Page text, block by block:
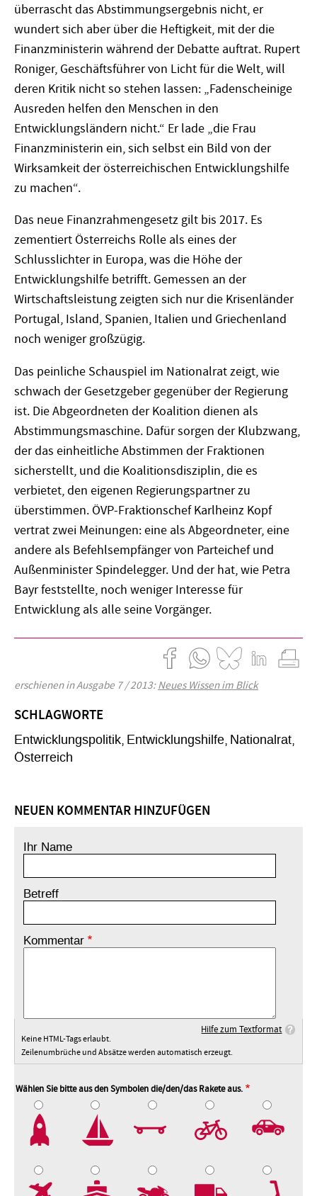
überrascht das Abstimmungsergebnis nicht, er
wundert sich aber über die Heftigkeit, mit der die
Finanzministerin während der Debatte auftrat. Rupert
Roniger, Geschäftsführer von Licht für die Welt, will
deren Kritik nicht so stehen lassen: „Fadenscheinige
Ausreden helfen den Menschen in den
Entwicklungsländern nicht.“ Er lade „die Frau
Finanzministerin ein, sich selbst ein Bild von der
Wirksamkeit der österreichischen Entwicklungshilfe
zu machen“.
Das neue Finanzrahmengesetz gilt bis 2017. Es
zementiert Österreichs Rolle als eines der
Schlusslichter in Europa, was die Höhe der
Entwicklungshilfe betrifft. Gemessen an der
Wirtschaftsleistung zeigten sich nur die Krisenländer
Portugal, Island, Spanien, Italien und Griechenland
noch weniger großzügig.
Das peinliche Schauspiel im Nationalrat zeigt, wie
schwach der Gesetzgeber gegenüber der Regierung
ist. Die Abgeordneten der Koalition dienen als
Abstimmungsmaschine. Dafür sorgen der Klubzwang,
der das einheitliche Abstimmen der Fraktionen
sicherstellt, und die Koalitionsdisziplin, die es
verbietet, den eigenen Regierungspartner zu
überstimmen. ÖVP-Fraktionschef Karlheinz Kopf
vertrat zwei Meinungen: eine als Abgeordneter, eine
andere als Befehlsempfänger von Parteichef und
Außenminister Spindelegger. Und der hat, wie Petra
Bayr feststellte, noch weniger Interesse für
Entwicklung als alle seine Vorgänger.
erschienen in Ausgabe 7 / 2013:Neues Wissen im Blick
SCHLAGWORTE
Entwicklungspolitik Entwicklungshilfe Nationalrat
Österreich
NEUEN KOMMENTAR HINZUFÜGEN
Ihr Name
Betreff
Kommentar
Hilfe zum Textformat
Keine HTML-Tags erlaubt.
Zeilenumbrüche und Absätze werden automatisch erzeugt.
Wählen Sie bitte aus den Symbolen die/den/das Rakete aus.